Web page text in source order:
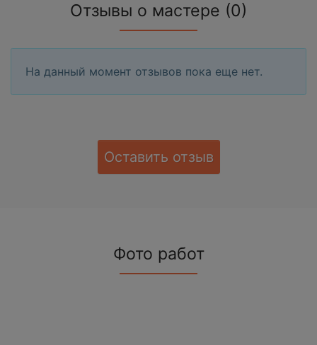
Отзывы о мастере (0)
На данный момент отзывов пока еще нет.
Оставить отзыв
Фото работ